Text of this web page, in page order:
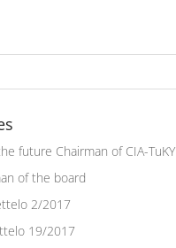
future Chairman of CIA-TuKY
of the board
2/2017
19/2017